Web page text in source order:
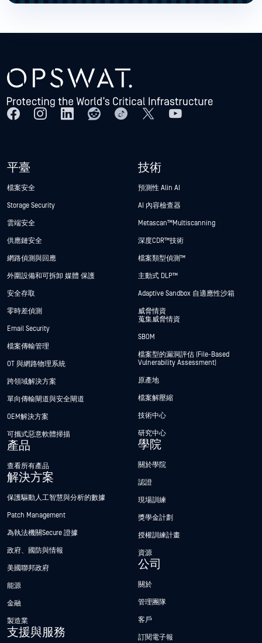
平臺
檔案安全
Storage Security
雲端安全
供應鏈安全
網路偵測與回應
外圍設備和可拆卸 媒體 保護
安全存取
零時差偵測
Email Security
檔案傳輸管理
OT 與網路物理系統
跨領域解決方案
單向傳輸閘道與安全閘道
OEM解決方案
可攜式惡意軟體掃描
產品
查看所有產品
解決方案
保護驅動人工智慧與分析的數據
Patch Management
為執法機關Secure 證據
政府、國防與情報
美國聯邦政府
能源
金融
製造業
支援與服務
技術
預測性 Alin AI
AI 內容檢查器
Metascan™ Multiscanning
深度CDR™技術
檔案類型偵測™
主動式 DLP™
Adaptive Sandbox 自適應性沙箱
威脅情資
蒐集威脅情資
SBOM
檔案型的漏洞評估 (File-Based
Vulnerability Assessment)
原產地
檔案解壓縮
技術中心
研究中心
學院
關於學院
認證
現場訓練
獎學金計劃
授權訓練計畫
資源
公司
關於
管理團隊
客戶
訂閱電子報